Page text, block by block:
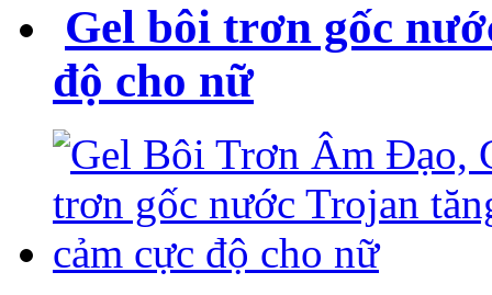
Gel bôi trơn gốc
độ cho nữ